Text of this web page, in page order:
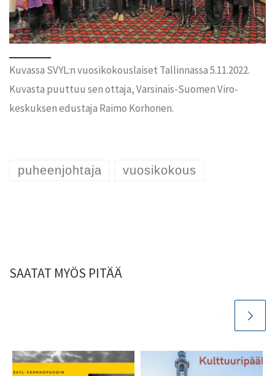
Kuvassa SVYL:n vuosikokouslaiset Tallinnassa 5.11.2022.
Kuvasta puuttuu sen ottaja, Varsinais-Suomen Viro-
keskuksen edustaja Raimo Korhonen.
puheenjohtaja vuosikokous
SAATAT MYÖS PITÄÄ